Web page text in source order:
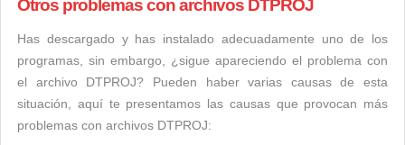
Otros problemas con archivos DTPROJ
Has descargado y has instalado adecuadamente uno de los
programas, sin embargo, ¿sigue apareciendo el problema con
el archivo DTPROJ? Pueden haber varias causas de esta
situación, aquí te presentamos las causas que provocan más
problemas con archivos DTPROJ: